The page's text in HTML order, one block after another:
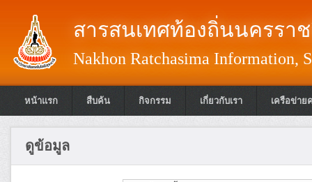
สารสนเทศท้องถิ่นนครรา
Nakhon Ratchasima Information,
หน้าแรก สืบค้น กิจกรรม เกี่ยวกับเรา เครือข่าย
ดูข้อมูล